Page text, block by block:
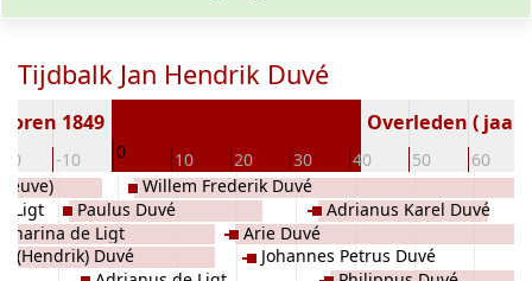
Tijdbalk Jan Hendrik Duvé
-10 0 10 20 30 40 50 60
1849 Overleden ( jaar)
Ligt
de Ligt
(Hendrik) Duvé
Paulus Duvé
Willem Frederik Duvé
Arie Duvé
Johannes Petrus Duvé
Adrianus Karel Duvé